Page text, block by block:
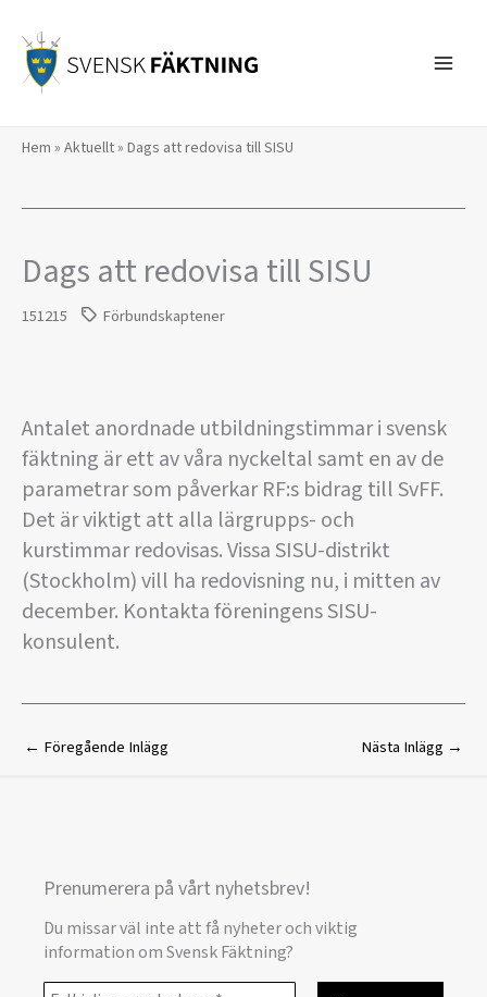
innehåll
Hem » Aktuellt» Dags att redovisa till SISU
Dags att redovisa till SISU
151215 Förbundskaptener
Antalet anordnade utbildningstimmar i svensk
fäktning är ett av våra nyckeltal samt en av de
parametrar som påverkar RF:s bidrag till SvFF.
Det är viktigt att alla lärgrupps- och
kurstimmar redovisas. Vissa SISU-distrikt
(Stockholm) vill ha redovisning nu, i mitten av
december. Kontakta föreningens SISU-
konsulent.
← Föregående Inlägg Nästa Inlägg →
Prenumerera på vårt nyhetsbrev!
Du missar väl inte att få nyheter och viktig
information om Svensk Fäktning?